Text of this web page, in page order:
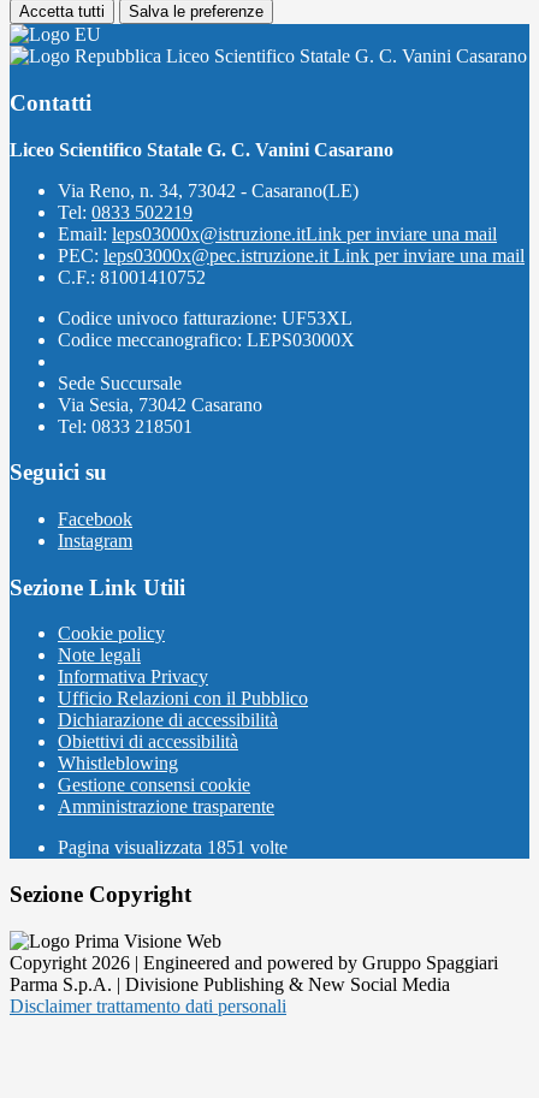
Accetta tutti Salva le preferenze
Liceo Scientifico Statale G. C. Vanini Casarano
Contatti
Liceo Scientifico Statale G. C. Vanini Casarano
Via Reno, n. 34, 73042 - Casarano(LE)
Tel: 0833 502219
Email: leps03000x@istruzione.itLink per inviare una mail
PEC: leps03000x@pec.istruzione.it Link per inviare una mail
C.F.: 81001410752
Codice univoco fatturazione: UF53XL
Codice meccanografico: LEPS03000X
Sede Succursale
Via Sesia, 73042 Casarano
Tel: 0833 218501
Seguici su
Facebook
Instagram
Sezione Link Utili
Cookie policy
Note legali
Informativa Privacy
Ufficio Relazioni con il Pubblico
Dichiarazione di accessibilità
Obiettivi di accessibilità
Whistleblowing
Gestione consensi cookie
Amministrazione trasparente
Pagina visualizzata 1851 volte
Sezione Copyright
Copyright 2026 | Engineered and powered by Gruppo Spaggiari
Parma S.p.A. | Divisione Publishing & New Social Media
Disclaimer trattamento dati personali